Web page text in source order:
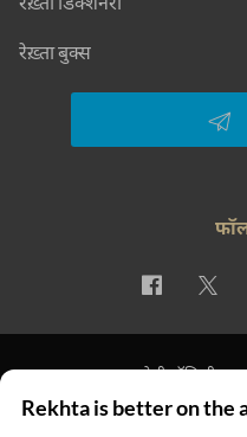
रेख़्ता बुक्स
प्राइवेसी पॉलिसी
© 2026 Rekhta™
Rekhta is better on the